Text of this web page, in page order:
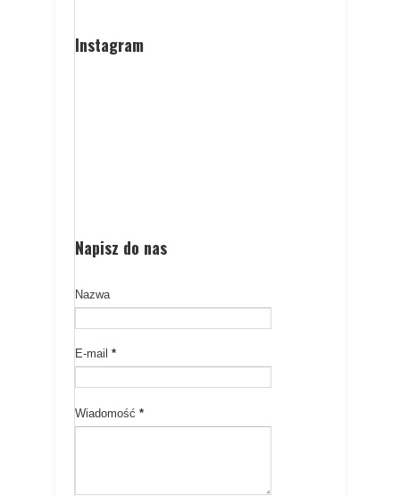
Instagram
Napisz do nas
Nazwa
E-mail *
Wiadomość *